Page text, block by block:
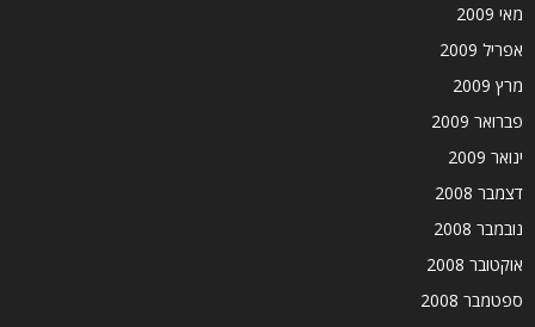
מאי 2009
אפריל 2009
מרץ 2009
פברואר 2009
ינואר 2009
דצמבר 2008
נובמבר 2008
אוקטובר 2008
ספטמבר 2008